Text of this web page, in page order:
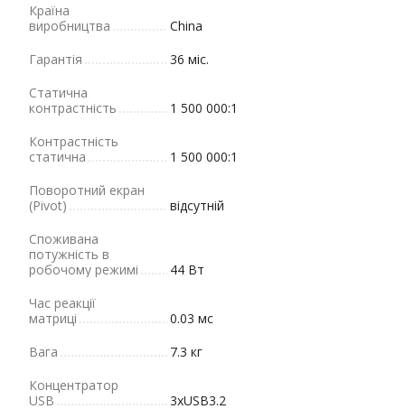
Країна
виробництва
China
Гарантія
36 міс.
Статична
контрастність
1 500 000:1
Контрастність
статична
1 500 000:1
Поворотний екран
(Pivot)
відсутній
Споживана
потужність в
робочому режимі
44 Вт
Час реакції
матриці
0.03 мс
Вага
7.3 кг
Концентратор
USB
3хUSB3.2